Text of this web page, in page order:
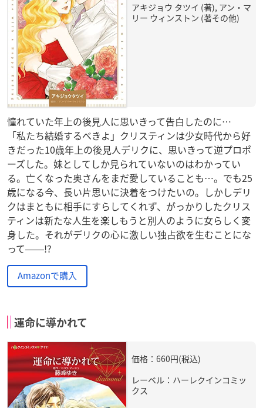
アキジョウ タツイ (著), アン・マ
リー ウィンストン (著その他)
憧れていた年上の後見人に思いきって告白したのに…
「私たち結婚するべきよ」クリスティンは少女時代から好
きだった10歳年上の後見人デリクに、思いきって逆プロポ
ーズした。妹としてしか見られていないのはわかってい
る。亡くなった奥さんをまだ愛していることも…。でも25
歳になる今、長い片思いに決着をつけたいの。しかしデリ
クはまともに相手にすらしてくれず、がっかりしたクリス
ティンは新たな人生を楽しもうと別人のように女らしく変
身した。それがデリクの心に激しい独占欲を生むことにな
って――!?
Amazonで購入
運命に導かれて
価格：660円(税込)
レーベル：ハーレクインコミッ
クス